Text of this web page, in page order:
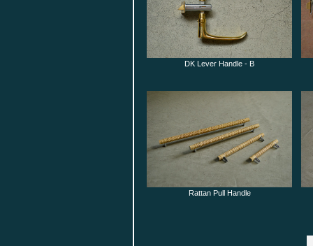
DK Lever Handle - B
Rattan Pull Handle